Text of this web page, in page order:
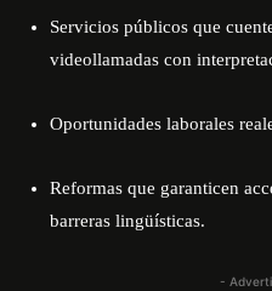
Servicios públicos que
videollamadas con
Oportunidades laborales
Reformas que garanticen
barreras lingüísticas.
-